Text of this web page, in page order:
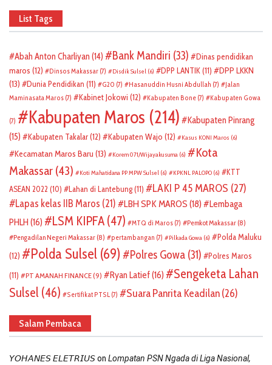
List Tags
Abah Anton Charliyan (14) Bank Mandiri (33)
Dinas pendidikan
maros (12) Dinsos Makassar (7) Disdik Sulsel (6) DPP LANTIK(11)
DPP LKKN
(13)
Dunia Pendidikan (11) G20 (7) Hasanuddin Husni Abdullah (7)
Jalan
Maminasata Maros (7) Kabinet Jokowi (12) Kabupaten Bone (7) Kabupaten Gowa
(7) Kabupaten Maros (214)
Kabupaten Pinrang
(15)
Kabupaten Takalar(12) Kabupaten Wajo (12) Kasus KONI Maros (6)
Kecamatan Maros Baru (13) Korem 071/Wijayakusuma (6)
Kota
Makassar (43) Koti Mahatidana PP MPW Sulsel (6) KPKNL PALOPO (6)
KTT
ASEAN 2022 (10) Lahan di Lantebung(11) LAKI P 45 MAROS (27)
Lapas kelas IIB Maros (21) LBH SPK MAROS (18)
Lembaga
PHLH (16) LSM KIPFA (47) MTQ di Maros (7) Pemkot Makassar (8)
Pengadilan Negeri Makassar (8) pertambangan (7) Pilkada Gowa (6)
Polda Maluku
(12)
Polda Sulsel (69) Polres Gowa (31)
Polres Maros
(11)
PT AMANAH FINANCE(9) Ryan Latief(16)
Sengeketa Lahan
Sulsel (46) Sertifikat PTSL (7) Suara Panrita Keadilan(26)
Salam Pembaca
𝘠𝘖𝘏𝘈𝘕𝘌𝘚 𝘌𝘓𝘌𝘛𝘙𝘐𝘜𝘚on Lompatan PSN Ngada di Liga Nasional,